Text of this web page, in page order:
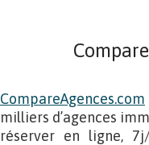
CompareAgences.com
milliers d’agences
réserver en ligne,